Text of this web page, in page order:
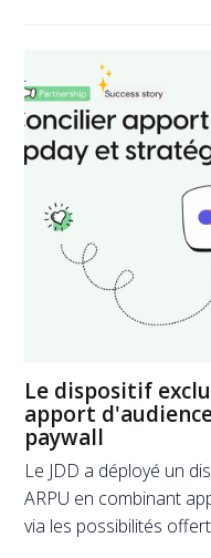
Le dispositif
apport
paywall
Le JDD a déployé un
ARPU en combinant
via les possibilités